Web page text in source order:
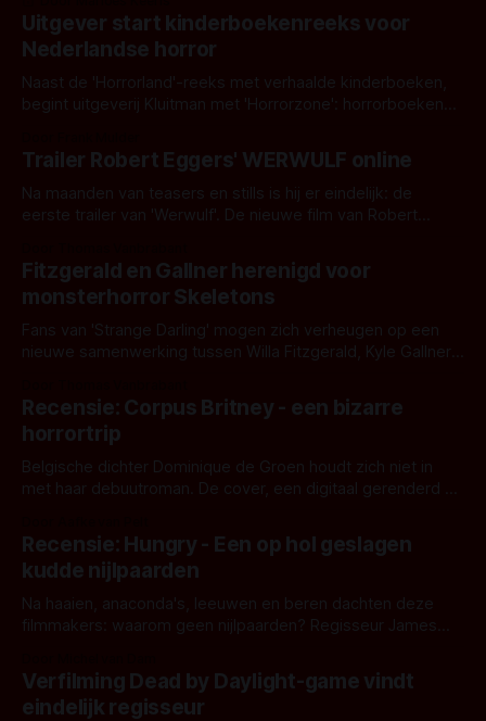
Jong voor zijn rekening (tekening?) neemt. Kijk je mee hoe
zijn werk tot stand komt?
Uitgever start kinderboekenreeks voor
Nederlandse horror
Naast de 'Horrorland'-reeks met verhaalde kinderboeken,
begint uitgeverij Kluitman met 'Horrorzone': horrorboeken
Thijssen voor kinderen van 9+.
Trailer Robert Eggers' WERWULF online
Na maanden van teasers en stills is hij er eindelijk: de
eerste trailer van 'Werwulf'. De nieuwe film van Robert
kille stijl vol folklore en mythe. Het topic deze keer is (kon
het het al raden?)... de weerwolf. Kijk je mee?
Fitzgerald en Gallner herenigd voor
monsterhorror Skeletons
Fans van 'Strange Darling' mogen zich verheugen op een
nieuwe samenwerking tussen Willa Fitzgerald, Kyle Gallner
'Skeletons', een nieuwe creature feature waarvoor de
opnames zijn gestart in Australië.
Recensie: Corpus Britney - een bizarre
horrortrip
Belgische dichter Dominique de Groen houdt zich niet in
met haar debuutroman. De cover, een digitaal gerenderd en
achtergrond, belooft iets kleurrijks maar onheilspellends,
iets ongrijpbaars. En dat maakt De Groen met ieder woord
waar.
Recensie: Hungry - Een op hol geslagen
kudde nijlpaarden
Na haaien, anaconda's, leeuwen en beren dachten deze
filmmakers: waarom geen nijlpaarden? Regisseur James
goed uitpakt met Hungry of niet.
Verfilming Dead by Daylight-game vindt
eindelijk regisseur